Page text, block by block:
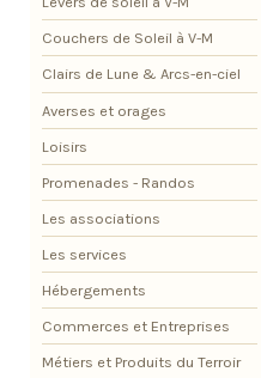
Couchers de Soleil à V-M
Clairs de Lune & Arcs-en-ciel
Averses et orages
Loisirs
Promenades - Randos
Les associations
Les services
Hébergements
Commerces et Entreprises
Métiers et Produits du Terroir